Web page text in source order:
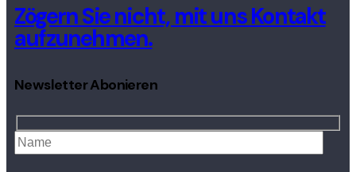
Zögern Sie nicht, mit uns Kontakt
aufzunehmen.
Newsletter Abonieren